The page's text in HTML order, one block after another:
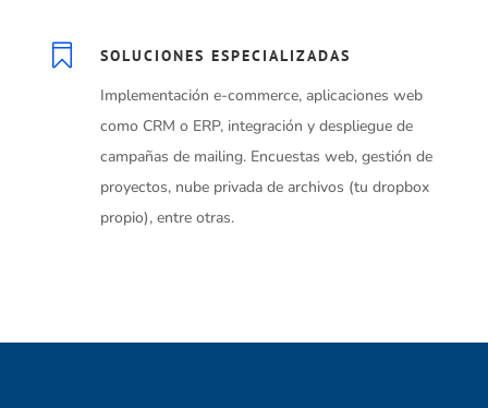
 SOLUCIONES ESPECIALIZADAS
Implementación e-commerce, aplicaciones web
como CRM o ERP, integración y despliegue de
campañas de mailing. Encuestas web, gestión de
proyectos, nube privada de archivos (tu dropbox
propio), entre otras.